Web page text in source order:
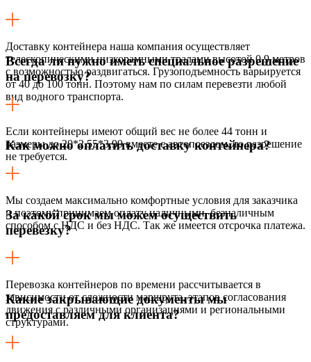
Доставку контейнера наша компания осуществляет
телескопическими низкорамными тралами высотой 0,9 метров
с возможностью раздвигаться. Грузоподъемность варьируется
от 40 до 100 тонн. Поэтому нам по силам перевезти любой
вид водного транспорта.
Всегда ли нужно иметь специальное разрешение
на перевозку?
Если контейнеры имеют общий вес не более 44 тонн и
размеры до 20*2,55*3,99 вместе с автопоездом, то разрешение
не требуется.
Как можно оплатить доставку контейнера?
Мы создаем максимально комфортные условия для заказчика
и поэтому принимаем оплату наличными, безналичным
способом с НДС и без НДС. Так же имеется отсрочка платежа.
За какой срок мы можем осуществить
перевезку?
Перевозка контейнеров по времени рассчитывается в
зависимости от сложности маршрута, этапов согласования
движения с различными организациями и региональными
структурами.
Какие закрывающие документы мы
предоставляем для клиента?